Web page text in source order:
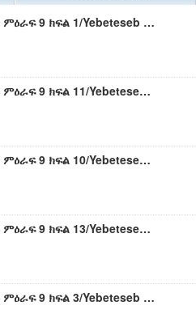
የቤተሰብ ጨዋታ ምዕራፍ 9 ክፍል 1/Yebeteseb Chewata SE 9 EP 1
የቤተሰብ ጨዋታ ምዕራፍ 9 ክፍል 11/Yebeteseb Chewata SE 9 EP 11
የቤተሰብ ጨዋታ ምዕራፍ 9 ክፍል 10/Yebeteseb Chewata SE 9 EP 10
የቤተሰብ ጨዋታ ምዕራፍ 9 ክፍል 13/Yebeteseb Chewata SE 9 EP 13
የቤተሰብ ጨዋታ ምዕራፍ 9 ክፍል 3/Yebeteseb Chewata SE 9 EP 3